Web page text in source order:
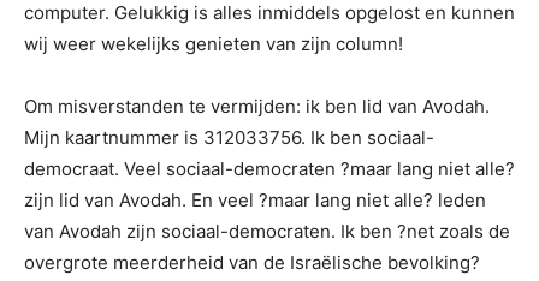
computer. Gelukkig is alles inmiddels opgelost en kunnen
wij weer wekelijks genieten van zijn column!
Om misverstanden te vermijden: ik ben lid van Avodah.
Mijn kaartnummer is 312033756. Ik ben sociaal-
democraat. Veel sociaal-democraten ?maar lang niet alle?
zijn lid van Avodah. En veel ?maar lang niet alle? leden
van Avodah zijn sociaal-democraten. Ik ben ?net zoals de
overgrote meerderheid van de Israëlische bevolking?